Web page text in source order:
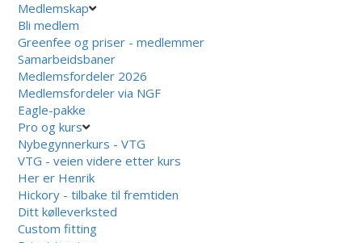
Medlemskap
Bli medlem
Greenfee og priser - medlemmer
Samarbeidsbaner
Medlemsfordeler 2026
Medlemsfordeler via NGF
Eagle-pakke
Pro og kurs
Nybegynnerkurs - VTG
VTG - veien videre etter kurs
Her er Henrik
Hickory - tilbake til fremtiden
Ditt kølleverksted
Custom fitting